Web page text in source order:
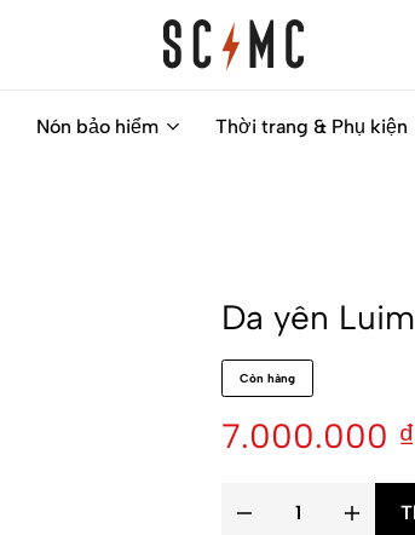
Classic
you
motorbike
Nón bảo hiểm Thời trang & Phụ kiện
Da yên
Còn hàng
7.000.000 ₫